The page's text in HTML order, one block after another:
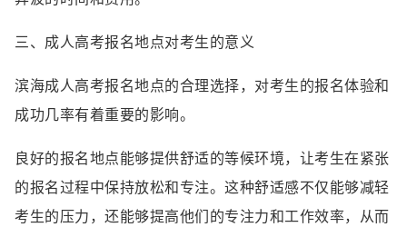
三、成人高考报名地点对考生的意义
滨海成人高考报名地点的合理选择，对考生的报名体验和
成功几率有着重要的影响。
良好的报名地点能够提供舒适的等候环境，让考生在紧张
的报名过程中保持放松和专注。这种舒适感不仅能够减轻
考生的压力，还能够提高他们的专注力和工作效率，从而